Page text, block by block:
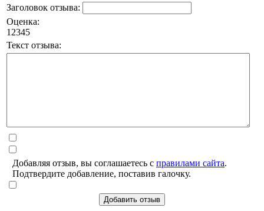
Заголовок отзыва:
Оценка:
1 2345
Текст отзыва:
Добавляя отзыв, вы соглашаетесь с правилами сайта.
Подтвердите добавление, поставив галочку.
Добавить отзыв